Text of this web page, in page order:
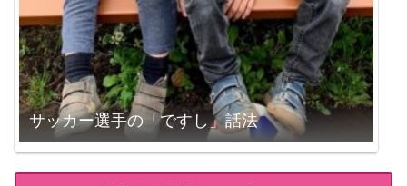
サッカー選手の「ですし」話法